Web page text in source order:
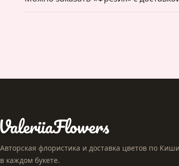
Авторская флористика и доставка цветов по
в каждом букете.